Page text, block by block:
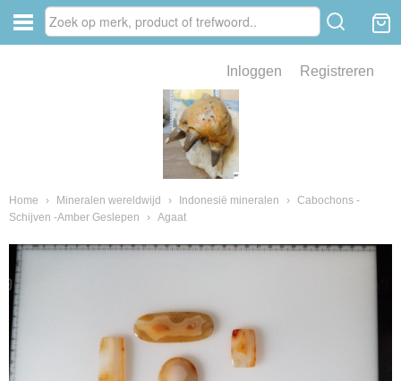
Inloggen Registreren
Home › Mineralen wereldwijd › Indonesië mineralen › Cabochons -
Schijven -Amber Geslepen
› Agaat
van fossielen en mineralen